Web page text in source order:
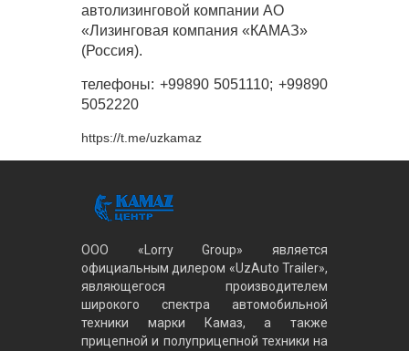
автолизинговой компании АО
«Лизинговая компания «КАМАЗ»
(Россия).
телефоны: +99890 5051110; +99890
5052220
https://t.me/uzkamaz
ООО «Lorry Group» является
официальным дилером «UzAuto Trailer»,
являющегося производителем
широкого спектра автомобильной
техники марки Камаз, а также
прицепной и полуприцепной техники на